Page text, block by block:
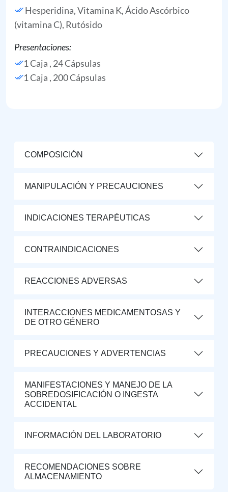
Hesperidina,Vitamina K,Ácido Ascórbico
(vitamina C), Rutósido
Presentaciones:
1 Caja , 24 Cápsulas
1 Caja , 200 Cápsulas
COMPOSICIÓN
MANIPULACIÓN Y PRECAUCIONES
INDICACIONES TERAPÉUTICAS
CONTRAINDICACIONES
REACCIONES ADVERSAS
INTERACCIONES MEDICAMENTOSAS Y
DE OTRO GÉNERO
PRECAUCIONES Y ADVERTENCIAS
MANIFESTACIONES Y MANEJO DE LA
SOBREDOSIFICACIÓN O INGESTA
ACCIDENTAL
INFORMACIÓN DEL LABORATORIO
RECOMENDACIONES SOBRE
ALMACENAMIENTO